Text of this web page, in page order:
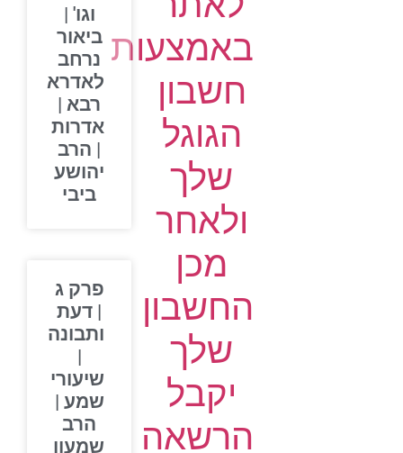
באמצעות
חשבון
הגוגל
שלך
ולאחר
מכן
החשבון
שלך
יקבל
הרשאה
וגו' |
ביאור
נרחב
לאדרא
רבא |
אדרות
| הרב
יהושע
ביבי
פרק ג
| דעת
ותבונה
שיעורי
שמע |
הרב
שמעון